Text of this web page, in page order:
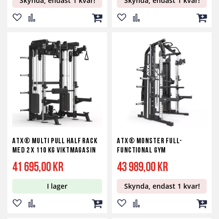
Lägg
Lägg
önskelista
Lägg
till
i
jämför
Lägg
Lägg
önskelista
Lägg
jämför
ATX® Multi Pull Half Rack
med 2 x 110 kg viktmagasin
41 695,00 kr
I lager
Lägg
Lägg Lägg
ATX® Monster Full-
Functional Gym
43 989,00 kr
Skynda, endast 1 kvar!
Lägg
Lägg Lägg